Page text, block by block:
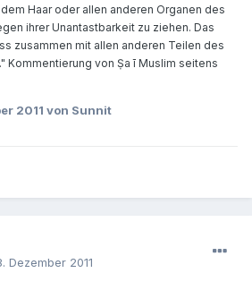
Haar oder allen anderen Organen des
ihrer Unantastbarkeit zu ziehen. Das
zusammen mit allen anderen Teilen des
Kommentierung von Ṣa ī Muslim seitens
2011 von Sunnit
Dezember 2011